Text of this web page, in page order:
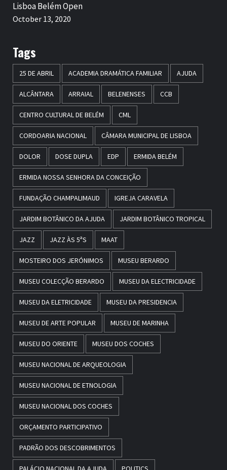
Lisboa Belém Open
October 13, 2020
Tags
25 DE ABRIL ACADEMIA DRAMÁTICA FAMILIAR AJUDA
ALCÂNTARA ARRAIAL BELENENSES CCB
CENTRO CULTURAL DE BELÉM CML
CORDOARIA NACIONAL CÂMARA MUNICIPAL DE LISBOA
DOLOR DOSE DUPLA EDP ERMIDA BELÉM
ERMIDA NOSSA SENHORA DA CONCEIÇÃO
FUNDAÇÃO CHAMPALIMAUD IGREJA CARAVELA
JARDIM BOTÂNICO DA AJUDA JARDIM BOTÂNICO TROPICAL
JAZZ JAZZ ÀS 5ªS MAAT
MOSTEIRO DOS JERÓNIMOS MUSEU BERARDO
MUSEU COLECÇÃO BERARDO MUSEU DA ELECTRICIDADE
MUSEU DA ELETRICIDADE MUSEU DA PRESIDENCIA
MUSEU DE ARTE POPULAR MUSEU DE MARINHA
MUSEU DO ORIENTE MUSEU DOS COCHES
MUSEU NACIONAL DE ARQUEOLOGIA
MUSEU NACIONAL DE ETNOLOGIA
MUSEU NACIONAL DOS COCHES
ORÇAMENTO PARTICIPATIVO
PADRÃO DOS DESCOBRIMENTOS